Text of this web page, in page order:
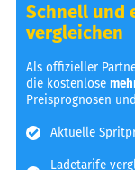
Schnell und
vergleichen
Als offizieller
die kostenlose
Preisprognosen
Aktuelle
Ladetarife